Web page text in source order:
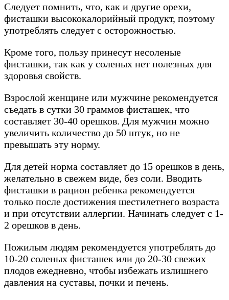
Следует помнить, что, как и другие орехи,
фисташки высококалорийный продукт, поэтому
употреблять следует с осторожностью.
Кроме того, пользу принесут несоленые
фисташки, так как у соленых нет полезных для
здоровья свойств.
Взрослой женщине или мужчине рекомендуется
съедать в сутки 30 граммов фисташек, что
составляет 30-40 орешков. Для мужчин можно
увеличить количество до 50 штук, но не
превышать эту норму.
Для детей норма составляет до 15 орешков в день,
желательно в свежем виде, без соли. Вводить
фисташки в рацион ребенка рекомендуется
только после достижения шестилетнего возраста
и при отсутствии аллергии. Начинать следует с 1-
2 орешков в день.
Пожилым людям рекомендуется употреблять до
10-20 соленых фисташек или до 20-30 свежих
плодов ежедневно, чтобы избежать излишнего
давления на суставы, почки и печень.